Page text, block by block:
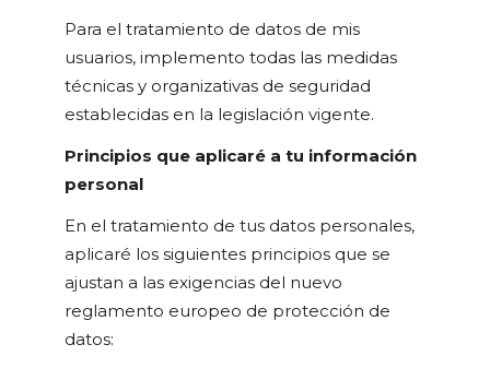
Para el tratamiento de datos de mis
usuarios, implemento todas las medidas
técnicas y organizativas de seguridad
establecidas en la legislación vigente.
Principios que aplicaré a tu información
personal
En el tratamiento de tus datos personales,
aplicaré los siguientes principios que se
ajustan a las exigencias del nuevo
reglamento europeo de protección de
datos: